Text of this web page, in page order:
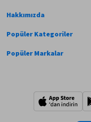
Hakkımızda
Popüler Kategoriler
Popüler Markalar